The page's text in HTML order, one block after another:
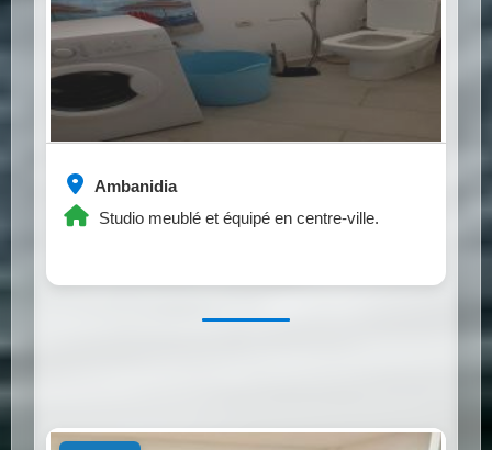
Ambanidia
Studio meublé et équipé en centre-ville.